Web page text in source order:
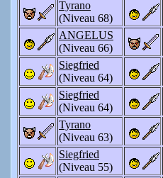
Tyrano
(Niveau 68)
ANGELUS
(Niveau 66)
Siegfried
(Niveau 64)
Siegfried
(Niveau 64)
Tyrano
(Niveau 63)
Siegfried
(Niveau 55)